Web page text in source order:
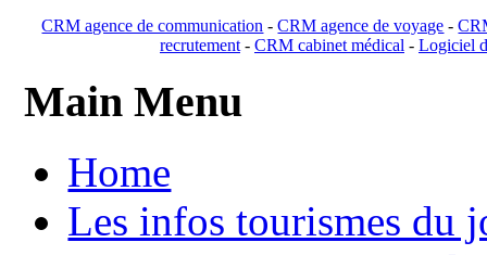
CRM agence de communication -CRM agence de voyage -
recrutement- CRM cabinet médical- Logiciel
Main Menu
Home
Les infos tourismes du